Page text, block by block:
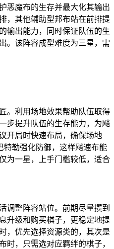
恶魔布的生存并最大化其输出
，其他辅助型邦布站在前排提
输出能力，同时保证队伍的生
。该阵容成型难度为三星，需
。利用场地效果帮助队伍取得
步提升队伍的生存能力，为飚
开局时快速布局，确保场地
特勒强化防御，这样飚速布能
为一星，上手门槛较低，适合
调整阵容站位。前期尽量攒到
升级和购买棋子，更稳定地提
，优先选择资源类的，其次是
时，只需选对应羁绊的棋子，